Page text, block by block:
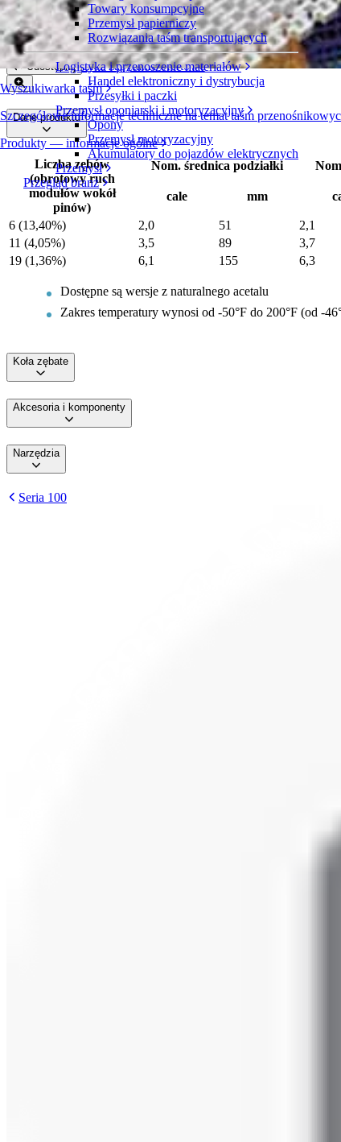
Wyszukiwarka taśm
Szczegółowe informacje techniczne na temat taśm
Produkty — informacje ogólne
Towary konsumpcyjne
Przemysł papierniczy
Rozwiązania taśm transportujących
Logistyka i przenoszenie materiałów
Handel elektroniczny i dystrybucja
Przesyłki i paczki
Przemysł oponiarski i motoryzacyjny
Opony
Przemysł motoryzacyjny
Akumulatory do pojazdów elektrycznych
Przemysł
Przegląd branż
Formowane koło zębate z acetalu
Seria 100
Udostępnij Złóż zapytanie ofertowe
Dane produktu
Liczba zębów
(obrotowy ruch
modułów wokół
pinów)
Nom. średnica podziałki
cale mm
6 (13,40%)
2,0 51 2,1
11 (4,05%)
3,5 89 3,7
19 (1,36%)
6,1 155 6,3
Dostępne są wersje z naturalnego acetalu
Zakres temperatury wynosi od -50°F do 200°F (od -
Koła zębate
Akcesoria i komponenty
Narzędzia
Seria 100